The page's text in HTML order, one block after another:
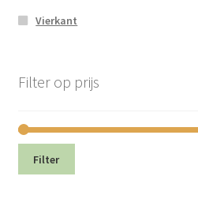
Vierkant
Filter op prijs
Filter